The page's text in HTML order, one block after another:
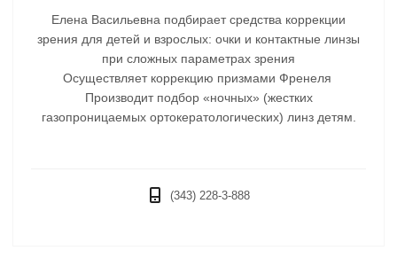
Елена Васильевна подбирает средства коррекции
зрения для детей и взрослых: очки и контактные линзы
при сложных параметрах зрения
Осуществляет коррекцию призмами Френеля
Производит подбор «ночных» (жестких
газопроницаемых ортокератологических) линз детям.
(343) 228-3-888